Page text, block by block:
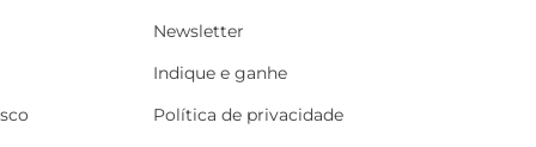
Newsletter
Indique e ganhe
Política de privacidade